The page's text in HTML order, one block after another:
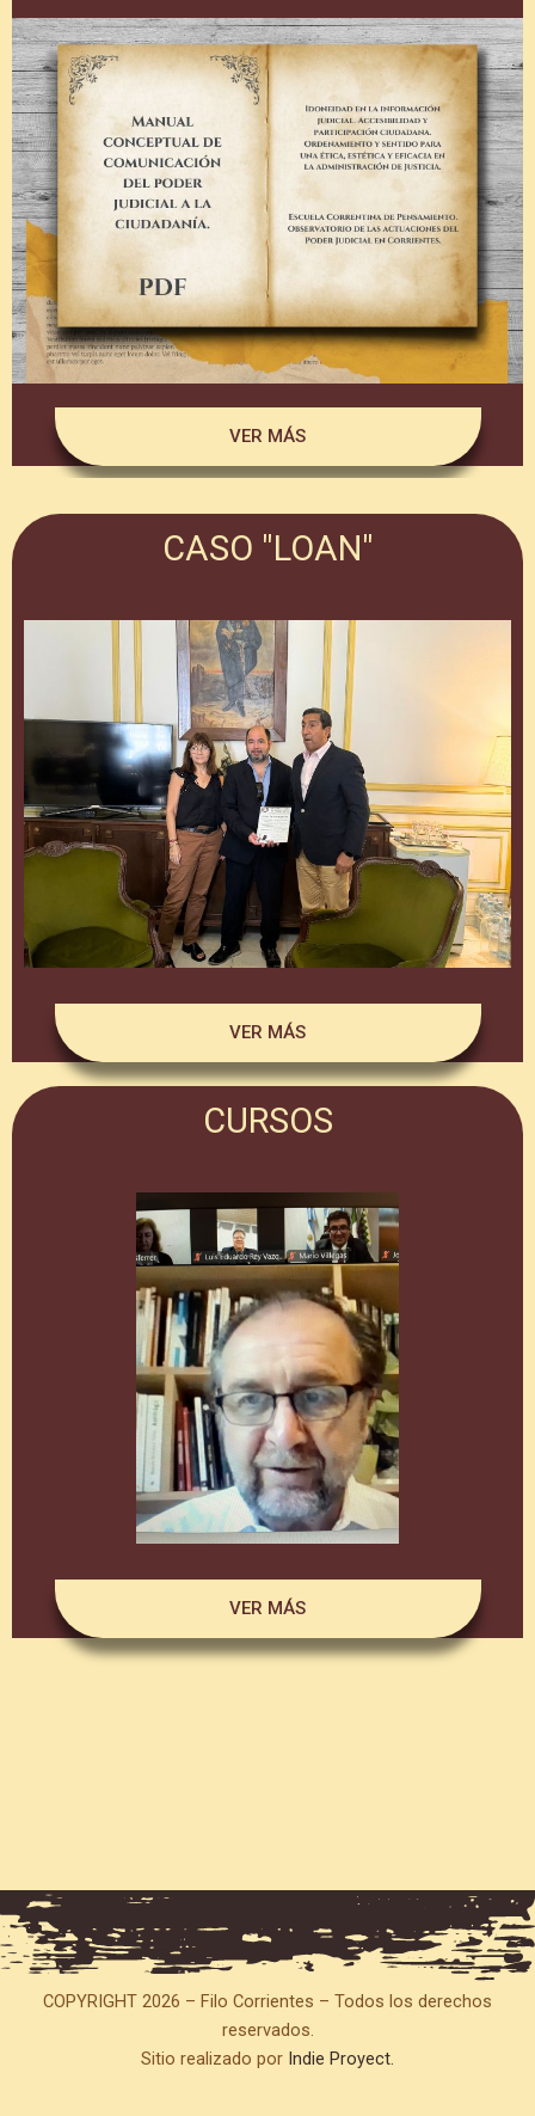
VER MÁS
CASO "LOAN"
VER MÁS
CURSOS
VER MÁS
COPYRIGHT 2026 – Filo Corrientes – Todos los derechos
reservados.
Sitio realizado por Indie Proyect.